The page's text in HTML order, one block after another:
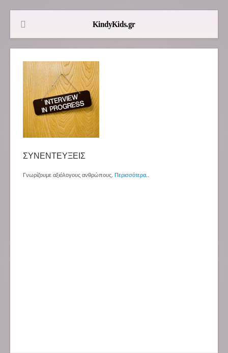
ΣΥΝΕΝΤΕΥΞΕΙΣ
Γνωρίζουμε αξιόλογους ανθρώπους. Περισσότερα